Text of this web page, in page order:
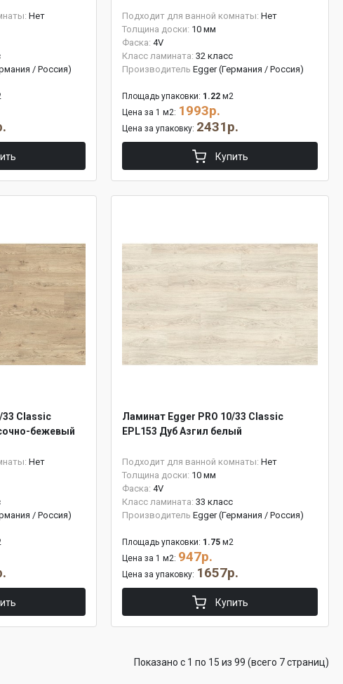
Нет
/ Россия)
Подходит для ванной комнаты: Нет
Толщина доски: 10 мм
Фаска: 4V
Класс ламината: 32 класс
Производитель Egger (Германия / Россия)
Площадь упаковки: 1.22 м2
Цена за 1 м2: 1993р.
Цена за упаковку: 2431р.
Купить
33 Classic
бежевый
Нет
/ Россия)
Ламинат Egger PRO 10/33 Classic
EPL153 Дуб Азгил белый
Подходит для ванной комнаты: Нет
Толщина доски: 10 мм
Фаска: 4V
Класс ламината: 33 класс
Производитель Egger (Германия / Россия)
Площадь упаковки: 1.75 м2
Цена за 1 м2: 947р.
Цена за упаковку: 1657р.
Купить
Показано с 1 по 15 из 99 (всего 7 страниц)